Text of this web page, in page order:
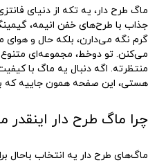
ماگ طرح دار، یه تکه از دنیای
جذاب با طرح‌های خفن انیمه،
گرم نگه می‌دارن، بلکه حال و
می‌کنن. تودوخط، مجموعه‌ای
منتظرته. اگه دنبال یه ماگ با
هستی، این صفحه همون جاییه که
چرا ماگ طرح دار اینقدر
ماگ‌های طرح دار یه انتخاب باحال